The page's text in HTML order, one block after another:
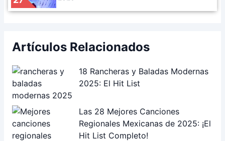
Artículos Relacionados
18 Rancheras y Baladas Modernas
2025: El Hit List
Las 28 Mejores Canciones
Regionales Mexicanas de 2025: ¡El
Hit List Completo!